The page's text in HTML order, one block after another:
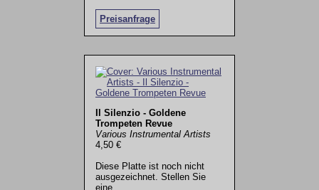
Preisanfrage
Il Silenzio - Goldene
Trompeten Revue
Various Instrumental Artists
4,50 €
Diese Platte ist noch nicht
ausgezeichnet. Stellen Sie
eine